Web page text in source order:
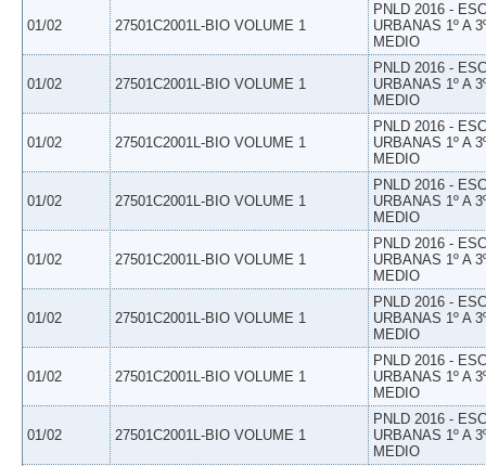
01/02 27501C2001L-BIO VOLUME 1
PNLD 2016 -
URBANAS 1º A
MEDIO
01/02 27501C2001L-BIO VOLUME 1
PNLD 2016 -
URBANAS 1º A
MEDIO
01/02 27501C2001L-BIO VOLUME 1
PNLD 2016 -
URBANAS 1º A
MEDIO
01/02 27501C2001L-BIO VOLUME 1
PNLD 2016 -
URBANAS 1º A
MEDIO
01/02 27501C2001L-BIO VOLUME 1
PNLD 2016 -
URBANAS 1º A
MEDIO
01/02 27501C2001L-BIO VOLUME 1
PNLD 2016 -
URBANAS 1º A
MEDIO
01/02 27501C2001L-BIO VOLUME 1
PNLD 2016 -
URBANAS 1º A
MEDIO
01/02 27501C2001L-BIO VOLUME 1
PNLD 2016 -
URBANAS 1º A
MEDIO